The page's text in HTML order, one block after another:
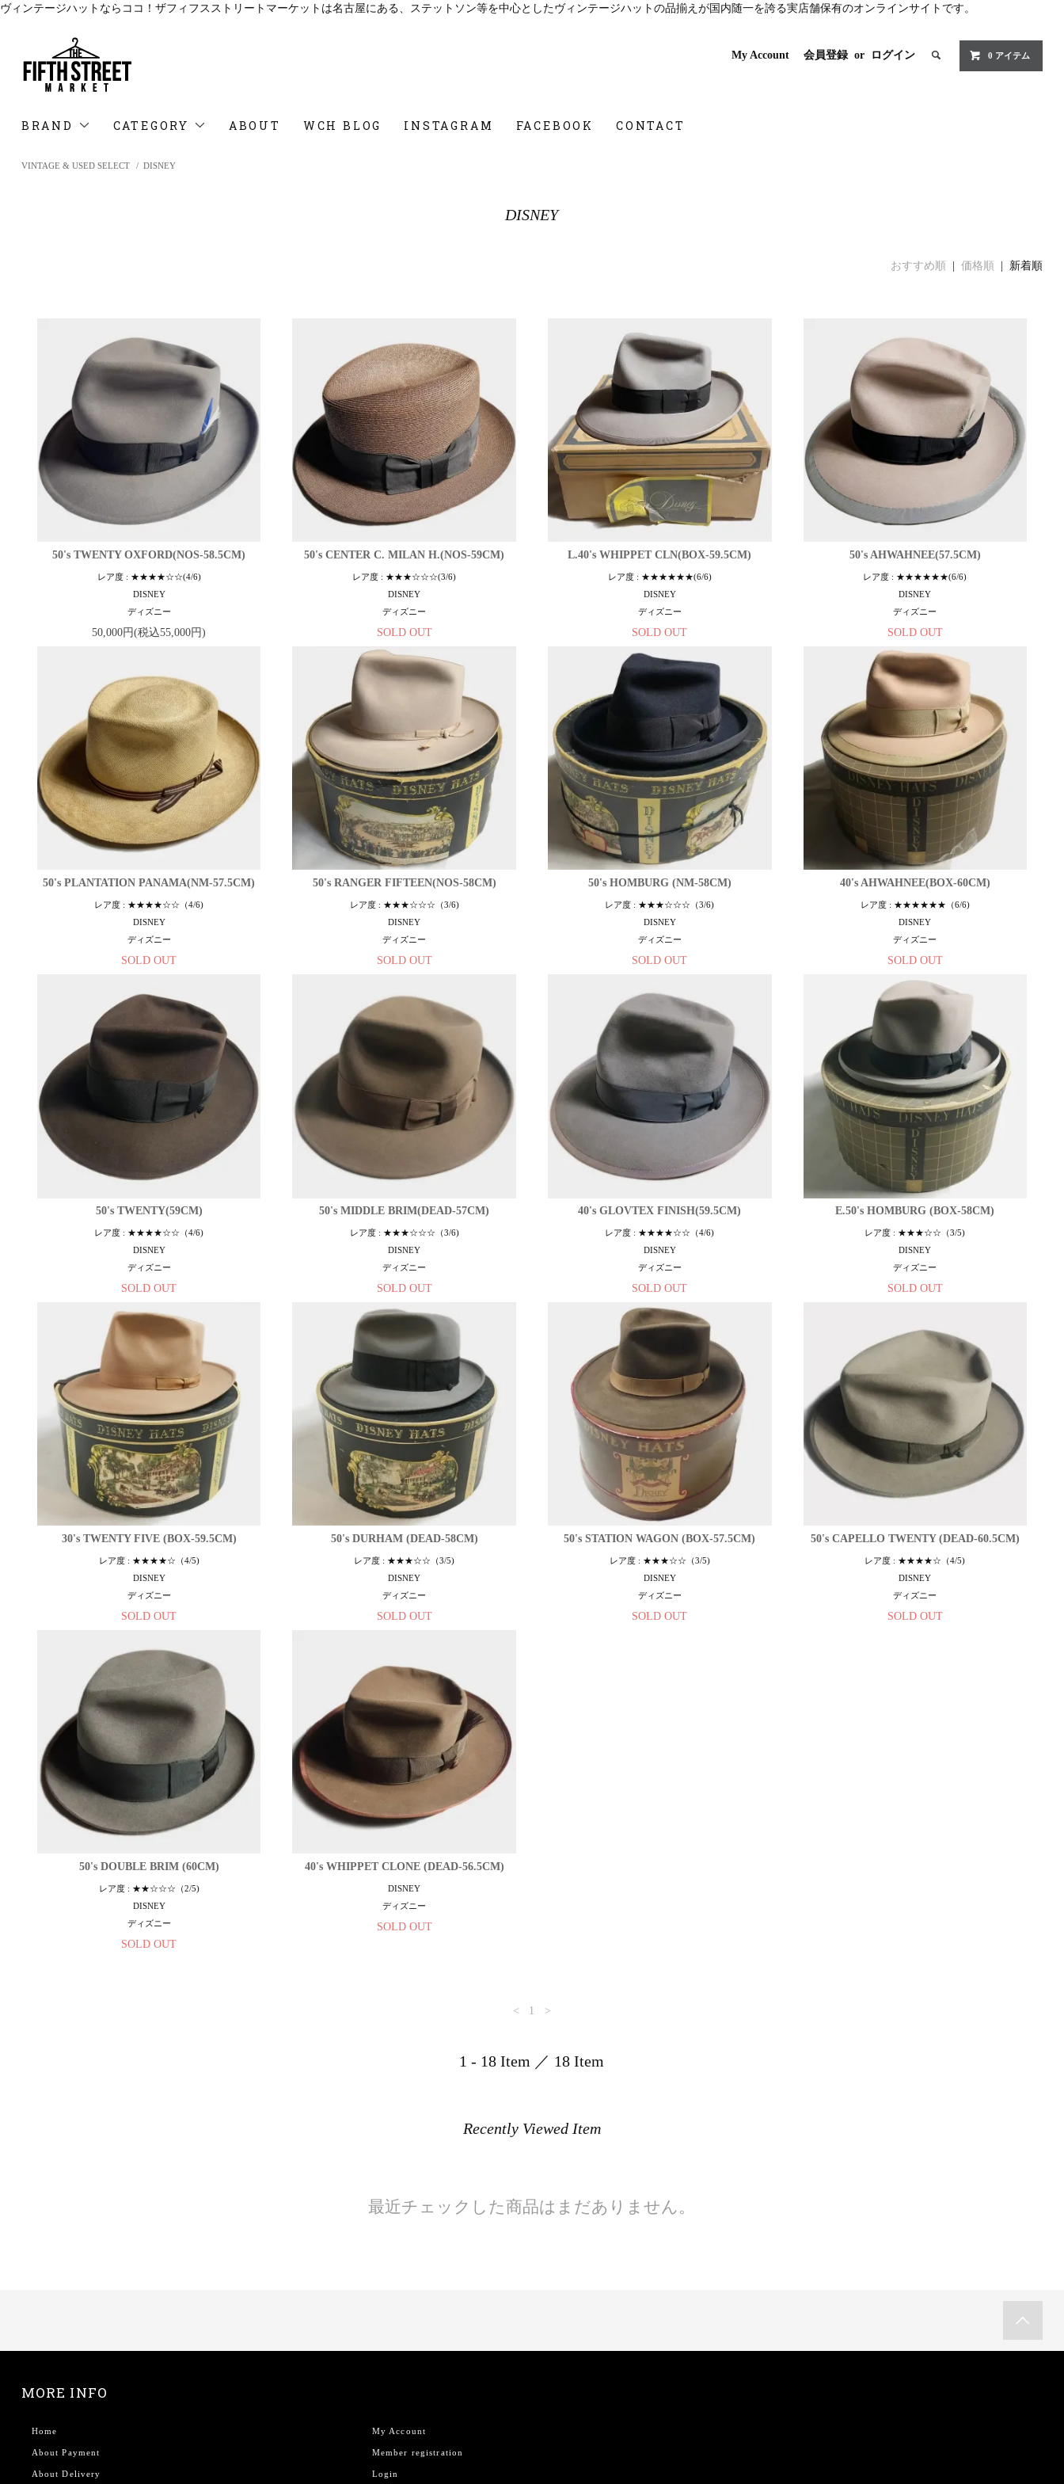
ヴィンテージハットならココ！ザフィフスストリートマーケットは名古屋にある、ステットソン等を中心としたヴィンテージハットの品揃えが国内随一を誇る実店舗保有のオンラインサイトです。
My Account 会員登録 or ログイン 0 アイテム
BRAND CATEGORY ABOUT WCH BLOG INSTAGRAM FACEBOOK CONTACT
VINTAGE & USED SELECT / DISNEY
DISNEY
おすすめ順 |価格順 | 新着順
50's TWENTY OXFORD(NOS-58.5CM)
レア度 : ★★★★☆☆(4/6)
DISNEY
ディズニー
50,000円(税込55,000円)
50's CENTER C. MILAN H.(NOS-59CM)
レア度 : ★★★☆☆☆(3/6)
DISNEY
ディズニー
SOLD OUT
L.40's WHIPPET CLN(BOX-59.5CM)
レア度 : ★★★★★★(6/6)
DISNEY
ディズニー
SOLD OUT
50's AHWAHNEE(57.5CM)
レア度 : ★★★★★★(6/6)
DISNEY
ディズニー
SOLD OUT
50's PLANTATION PANAMA(NM-57.5CM)
レア度 : ★★★★☆☆（4/6)
DISNEY
ディズニー
SOLD OUT
50's RANGER FIFTEEN(NOS-58CM)
レア度 : ★★★☆☆☆（3/6)
DISNEY
ディズニー
SOLD OUT
50's HOMBURG (NM-58CM)
レア度 : ★★★☆☆☆（3/6)
DISNEY
ディズニー
SOLD OUT
40's AHWAHNEE(BOX-60CM)
レア度 : ★★★★★★（6/6)
DISNEY
ディズニー
SOLD OUT
50's TWENTY(59CM)
レア度 : ★★★★☆☆（4/6)
DISNEY
ディズニー
SOLD OUT
50's MIDDLE BRIM(DEAD-57CM)
レア度 : ★★★☆☆☆（3/6)
DISNEY
ディズニー
SOLD OUT
40's GLOVTEX FINISH(59.5CM)
レア度 : ★★★★☆☆（4/6)
DISNEY
ディズニー
SOLD OUT
E.50's HOMBURG (BOX-58CM)
レア度 : ★★★☆☆（3/5)
DISNEY
ディズニー
SOLD OUT
30's TWENTY FIVE (BOX-59.5CM)
レア度 : ★★★★☆（4/5)
DISNEY
ディズニー
SOLD OUT
50's DURHAM (DEAD-58CM)
レア度 : ★★★☆☆（3/5)
DISNEY
ディズニー
SOLD OUT
50's STATION WAGON (BOX-57.5CM)
レア度 : ★★★☆☆（3/5)
DISNEY
ディズニー
SOLD OUT
50's CAPELLO TWENTY (DEAD-60.5CM)
レア度 : ★★★★☆（4/5)
DISNEY
ディズニー
SOLD OUT
50's DOUBLE BRIM (60CM)
レア度 : ★★☆☆☆（2/5)
DISNEY
ディズニー
SOLD OUT
40's WHIPPET CLONE (DEAD-56.5CM)
DISNEY
ディズニー
SOLD OUT
< 1 >
1 - 18 Item ／ 18 Item
Recently Viewed Item
最近チェックした商品はまだありません。
MORE INFO
Home
About Payment
About Delivery
My Account
Member registration
Login